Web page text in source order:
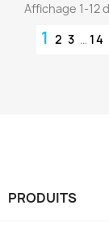
Affichage 1-12
1 2 3 … 14
PRODUITS